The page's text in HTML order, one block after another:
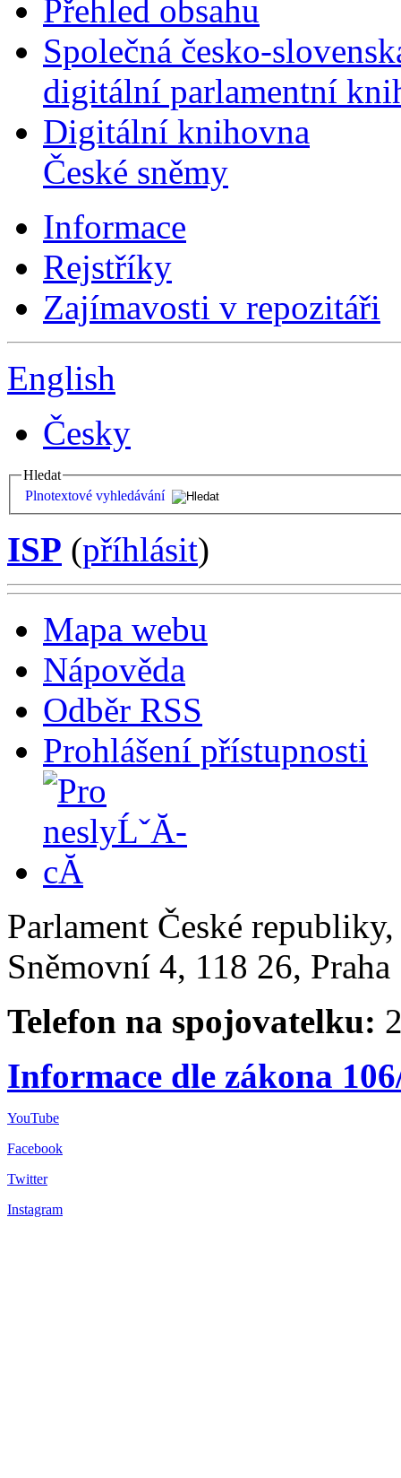
Přehled obsahu
Společná česko-
digitální parlamentní
Digitální knihovna
České sněmy
Informace
Rejstříky
Zajímavosti v repozitáři
English
Česky
Hledat
Plnotextové vyhledávání
ISP (příhlásit)
Mapa webu
Nápověda
Odběr RSS
Prohlášení přístupnosti
Parlament České
Sněmovní 4, 118 26,
Telefon na spojovatelku:
Informace dle zákona
YouTube
Facebook
Twitter
Instagram